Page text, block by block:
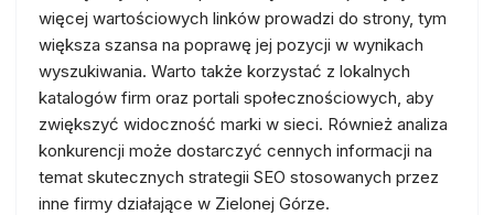
więcej wartościowych linków prowadzi do strony, tym
większa szansa na poprawę jej pozycji w wynikach
wyszukiwania. Warto także korzystać z lokalnych
katalogów firm oraz portali społecznościowych, aby
zwiększyć widoczność marki w sieci. Również analiza
konkurencji może dostarczyć cennych informacji na
temat skutecznych strategii SEO stosowanych przez
inne firmy działające w Zielonej Górze.